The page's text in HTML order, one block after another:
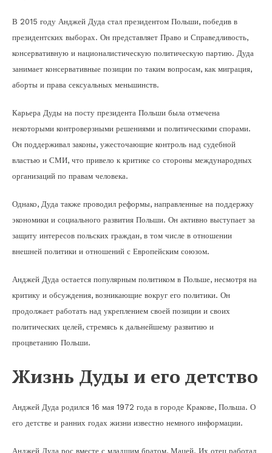
В 2015 году Анджей Дуда стал президентом Польши, победив в
президентских выборах. Он представляет Право и Справедливость,
консервативную и националистическую политическую партию. Дуда
занимает консервативные позиции по таким вопросам, как миграция,
аборты и права сексуальных меньшинств.
Карьера Дуды на посту президента Польши была отмечена
некоторыми контроверзными решениями и политическими спорами.
Он поддерживал законы, ужесточающие контроль над судебной
властью и СМИ, что привело к критике со стороны международных
организаций по правам человека.
Однако, Дуда также проводил реформы, направленные на поддержку
экономики и социального развития Польши. Он активно выступает за
защиту интересов польских граждан, в том числе в отношении
внешней политики и отношений с Европейским союзом.
Анджей Дуда остается популярным политиком в Польше, несмотря на
критику и обсуждения, возникающие вокруг его политики. Он
продолжает работать над укреплением своей позиции и своих
политических целей, стремясь к дальнейшему развитию и
процветанию Польши.
Жизнь Дуды и его детство
Анджей Дуда родился 16 мая 1972 года в городе Кракове, Польша. О
его детстве и ранних годах жизни известно немного информации.
Анджей Дуда рос вместе с младшим братом, Мацей. Их отец работал